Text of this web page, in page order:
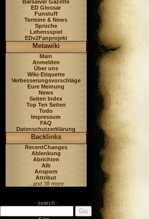
Barsaiver Gazette
ED Glossar
Funstuff
Termine & News
Sprüche
Lehensspiel
EDv2Fanprojekt
Metawiki
Main
Anmelden
Über uns
Wiki-Etiquette
Verbesserungsvorschläge
Eure Meinung
News
Seiten Index
Top Ten Seiten
Todo
Impressum
FAQ
Datenschutzerklärung
Backlinks
RecentChanges
Ablenkung
Abrichten
Alb
Ansporn
Attribut
...and 38 more
- search -